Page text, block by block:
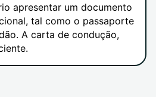
apresentar um documento
tal como o passaporte
A carta de condução,